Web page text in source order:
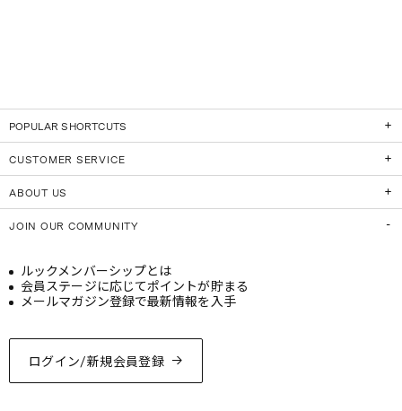
POPULAR SHORTCUTS
CUSTOMER SERVICE
ABOUT US
JOIN OUR COMMUNITY
ログイン/新規会員登録
ルックメンバーシップとは
会員ステージに応じてポイントが貯まる
メールマガジン登録で最新情報を入手